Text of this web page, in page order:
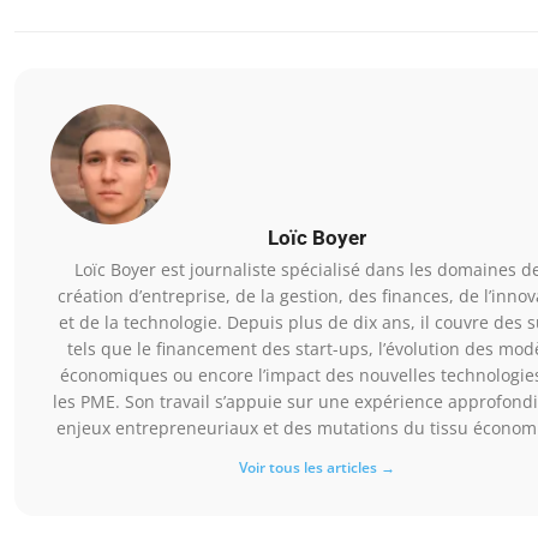
Loïc Boyer
Loïc Boyer est journaliste spécialisé dans les domaines
création d’entreprise, de la gestion, des finances, de
et de la technologie. Depuis plus de dix ans, il couvre des
tels que le financement des start-ups, l’évolution des
économiques ou encore l’impact des nouvelles
les PME. Son travail s’appuie sur une expérience
enjeux entrepreneuriaux et des mutations du tissu
Voir tous les articles →